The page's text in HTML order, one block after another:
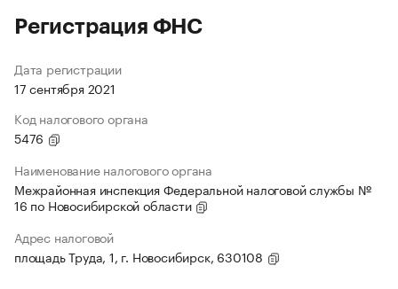
Регистрация ФНС
Дата регистрации
17 сентября 2021
Код налогового органа
5476
Наименование налогового органа
Межрайонная инспекция Федеральной налоговой службы №
16 по Новосибирской области
Адрес налоговой
площадь Труда, 1, г. Новосибирск, 630108